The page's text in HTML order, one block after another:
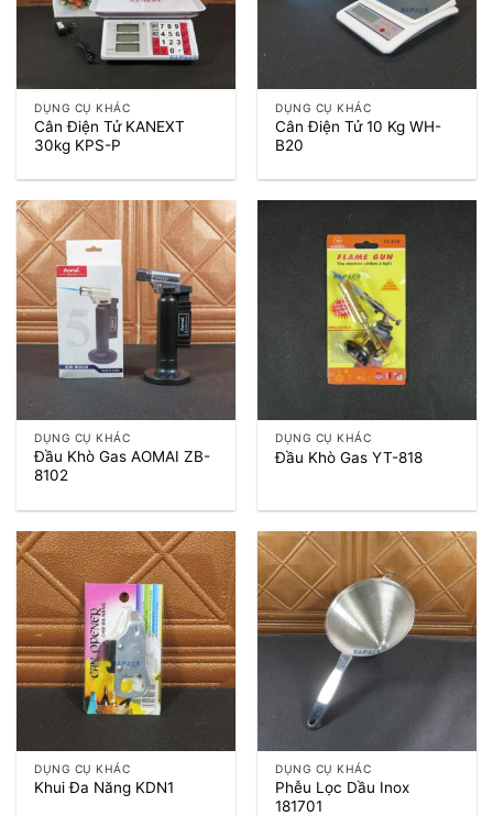
DỤNG CỤ KHÁC
Cân Điện Tử KANEXT
30kg KPS-P
DỤNG CỤ KHÁC
Cân Điện Tử 10 Kg WH-
B20
DỤNG CỤ KHÁC
Đầu Khò Gas AOMAI ZB-
8102
DỤNG CỤ KHÁC
Đầu Khò Gas YT-818
DỤNG CỤ KHÁC
Khui Đa Năng KDN1
DỤNG CỤ KHÁC
Phễu Lọc Dầu Inox
181701